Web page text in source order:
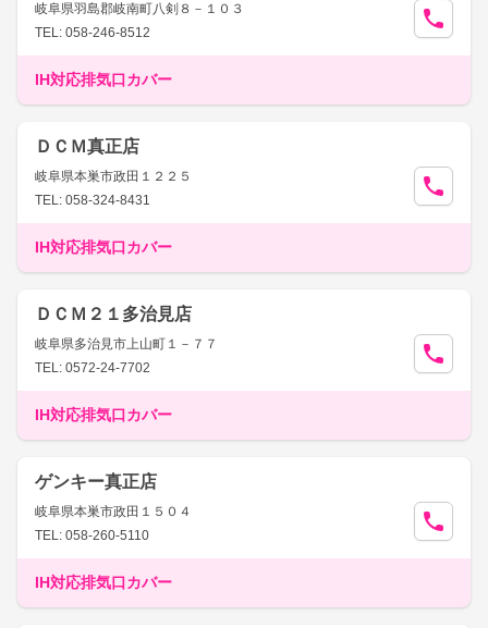
岐阜県羽島郡岐南町八剣８－１０３
TEL: 058-246-8512
IH対応排気口カバー
ＤＣＭ真正店
岐阜県本巣市政田１２２５
TEL: 058-324-8431
IH対応排気口カバー
ＤＣＭ２１多治見店
岐阜県多治見市上山町１－７７
TEL: 0572-24-7702
IH対応排気口カバー
ゲンキー真正店
岐阜県本巣市政田１５０４
TEL: 058-260-5110
IH対応排気口カバー